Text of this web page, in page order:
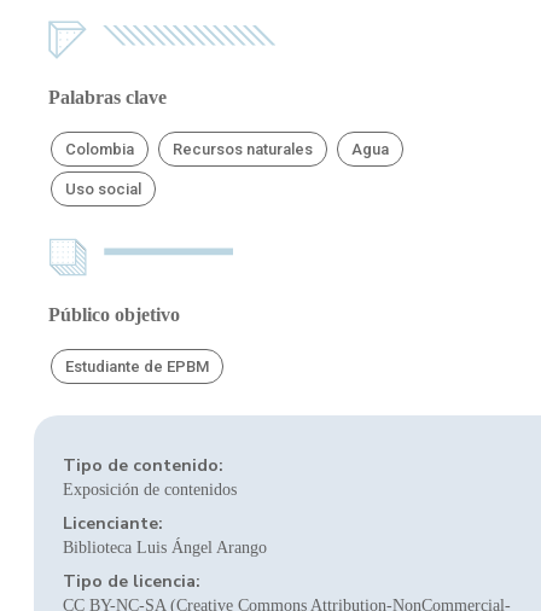
Palabras clave
Colombia Recursos naturales Agua
Uso social
Público objetivo
Estudiante de EPBM
Tipo de contenido:
Exposición de contenidos
Licenciante:
Biblioteca Luis Ángel Arango
Tipo de licencia:
CC BY-NC-SA (Creative Commons Attribution-NonCommercial-